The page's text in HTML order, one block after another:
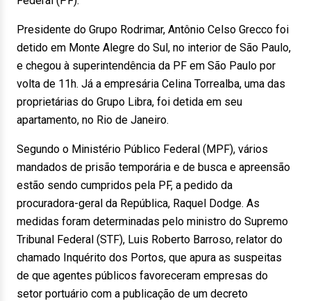
Presidente do Grupo Rodrimar, Antônio Celso Grecco foi
detido em Monte Alegre do Sul, no interior de São Paulo,
e chegou à superintendência da PF em São Paulo por
volta de 11h. Já a empresária Celina Torrealba, uma das
proprietárias do Grupo Libra, foi detida em seu
apartamento, no Rio de Janeiro.
Segundo o Ministério Público Federal (MPF), vários
mandados de prisão temporária e de busca e apreensão
estão sendo cumpridos pela PF, a pedido da
procuradora-geral da República, Raquel Dodge. As
medidas foram determinadas pelo ministro do Supremo
Tribunal Federal (STF), Luis Roberto Barroso, relator do
chamado Inquérito dos Portos, que apura as suspeitas
de que agentes públicos favoreceram empresas do
setor portuário com a publicação de um decreto